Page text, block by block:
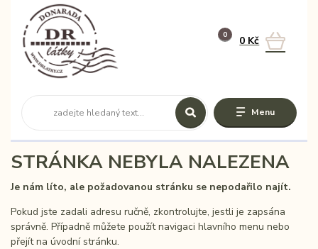
Menu
0 0 Kč
STRÁNKA NEBYLA NALEZENA
Je nám líto, ale požadovanou stránku se nepodařilo najít.
Pokud jste zadali adresu ručně, zkontrolujte, jestli je zapsána
správně. Případně můžete použít navigaci hlavního menu nebo
přejít na úvodní stránku.